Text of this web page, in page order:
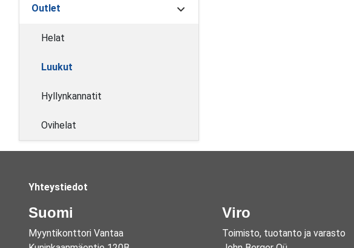
Outlet
Helat
Luukut
Hyllynkannatit
Ovihelat
Yhteystiedot
Suomi
Myyntikonttori Vantaa
Viro
Toimisto, tuotanto ja varasto